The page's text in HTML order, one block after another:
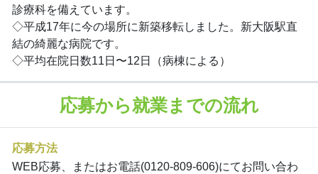
診療科を備えています。
◇平成17年に今の場所に新築移転しました。新大阪駅直
結の綺麗な病院です。
◇平均在院日数11日〜12日（病棟による）
応募から就業までの流れ
応募方法
WEB応募、またはお電話(0120-809-606)にてお問い合わ